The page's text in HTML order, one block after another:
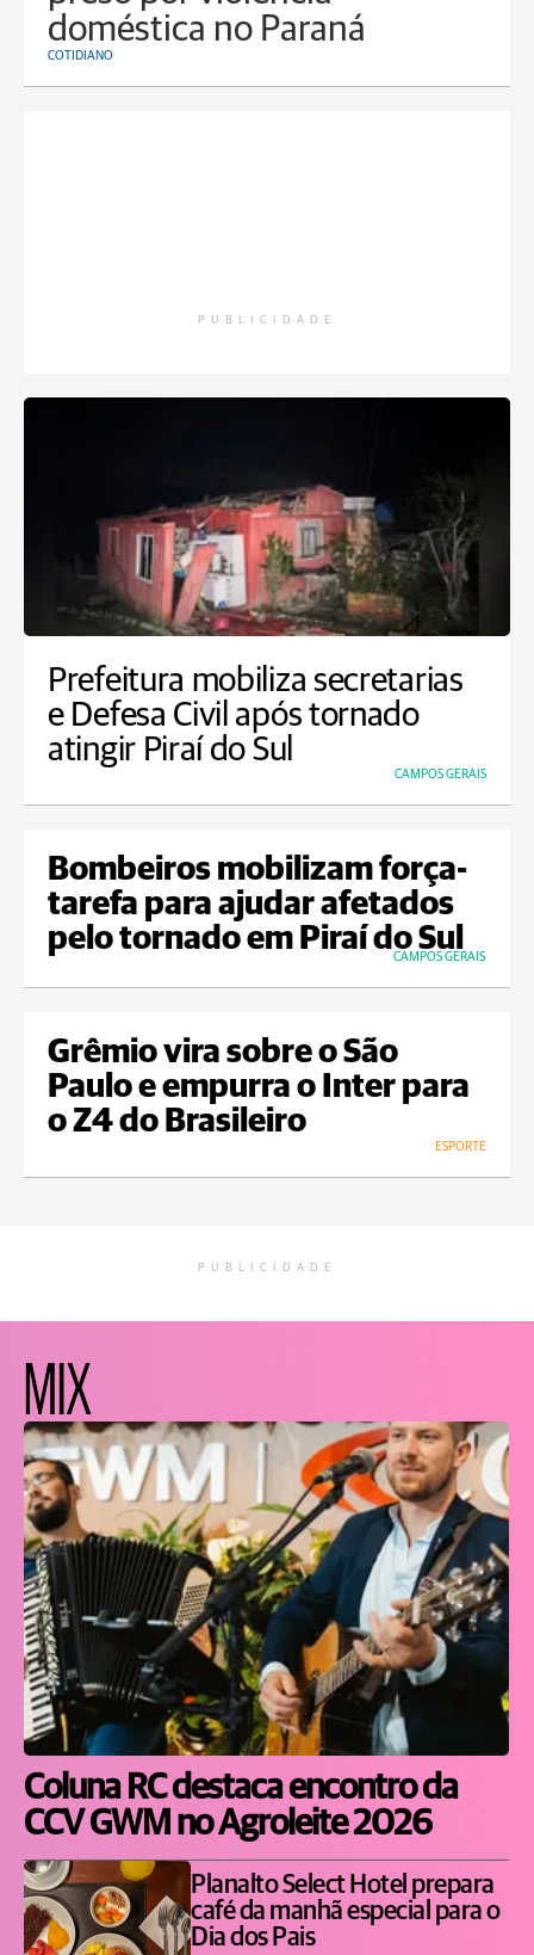
doméstica no Paraná
COTIDIANO
PUBLICIDADE
Prefeitura mobiliza secretarias
e Defesa Civil após tornado
atingir Piraí do Sul
CAMPOS GERAIS
Bombeiros mobilizam força-
tarefa para ajudar afetados
pelo tornado em Piraí do Sul
CAMPOS GERAIS
Grêmio vira sobre o São
Paulo e empurra o Inter para
o Z4 do Brasileiro
ESPORTE
PUBLICIDADE
MIX
Coluna RC destaca encontro da
CCV GWM no Agroleite 2026
Planalto Select Hotel prepara
café da manhã especial para o
Dia dos Pais